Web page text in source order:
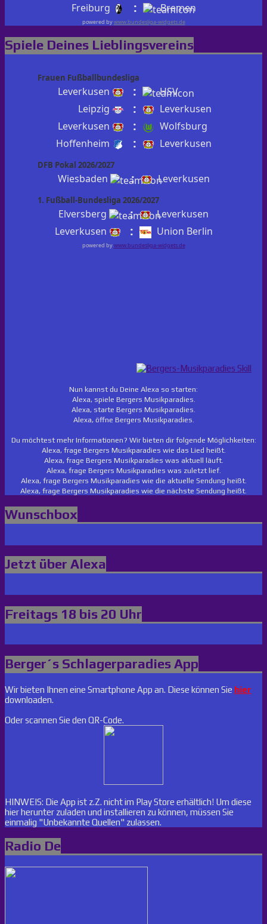
Freiburg : Bremen
powered bywww.bundesliga-widgets.de
Spiele Deines Lieblingsvereins
Frauen Fußballbundesliga
Leverkusen :
HSV
Leipzig
:
Leverkusen
Leverkusen
:
Wolfsburg
Hoffenheim
: Leverkusen
DFB Pokal 2026/2027
Wiesbaden : Leverkusen
1. Fußball-Bundesliga 2026/2027
Elversberg :
Leverkusen
Leverkusen
: Union Berlin
powered bywww.bundesliga-widgets.de
Nun kannst du Deine Alexa so starten:
Alexa, spiele Bergers Musikparadies.
Alexa, starte Bergers Musikparadies.
Alexa, öffne Bergers Musikparadies.
Du möchtest mehr Informationen? Wir bieten dir folgende Möglichkeiten:
Alexa, frage Bergers Musikparadies wie das Lied heißt.
Alexa, frage Bergers Musikparadies was aktuell läuft.
Alexa, frage Bergers Musikparadies was zuletzt lief.
Alexa, frage Bergers Musikparadies wie die aktuelle Sendung heißt.
Alexa, frage Bergers Musikparadies wie die nächste Sendung heißt.
Wunschbox
Jetzt über Alexa
Freitags 18 bis 20 Uhr
Berger´s Schlagerparadies App
Wir bieten Ihnen eine Smartphone App an. Diese können Sie hier
downloaden.
Oder scannen Sie den QR-Code.
HINWEIS: Die App ist z.Z. nicht im Play Store erhältlich! Um diese
hier herunter zuladen und installieren zu können, müssen Sie
einmalig "Unbekannte Quellen" zulassen.
Radio De